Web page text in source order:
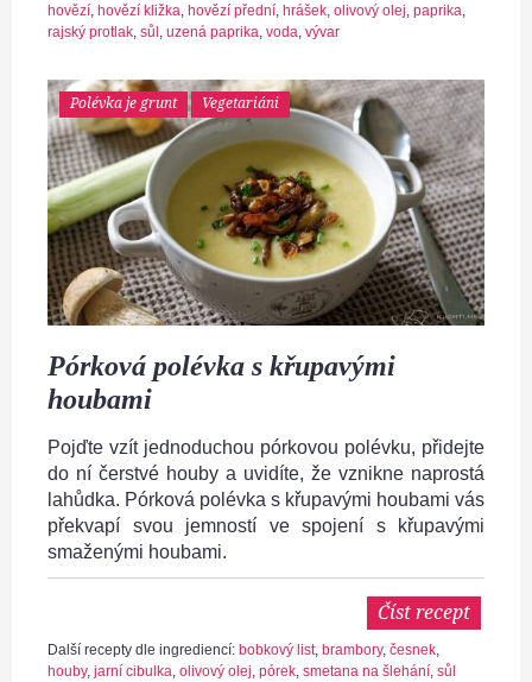
hovězí, hovězí kližka, hovězí přední, hrášek, olivový olej, paprika,
rajský protlak, sůl, uzená paprika, voda, vývar
Polévka je grunt Vegetariáni
Pórková polévka s křupavými
houbami
Pojďte vzít jednoduchou pórkovou polévku, přidejte
do ní čerstvé houby a uvidíte, že vznikne naprostá
lahůdka. Pórková polévka s křupavými houbami vás
překvapí svou jemností ve spojení s křupavými
smaženými houbami.
Číst recept
Další recepty dle ingrediencí: bobkový list, brambory, česnek,
houby, jarní cibulka, olivový olej, pórek, smetana na šlehání, sůl